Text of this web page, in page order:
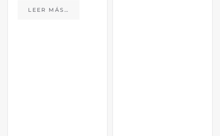
LEER MÁS…